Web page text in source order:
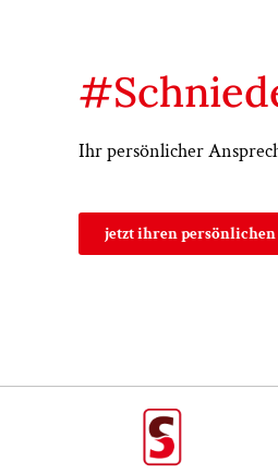
Ihr persönlicher
jetzt ihren